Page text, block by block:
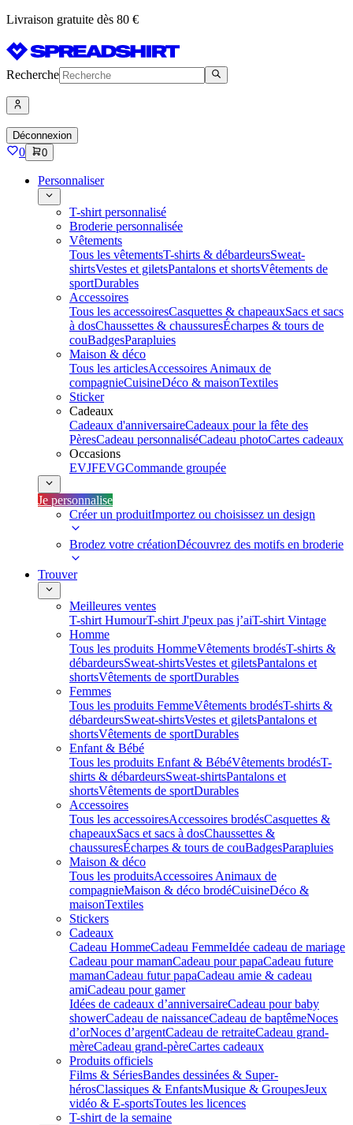
Livraison gratuite dès 80 €
Recherche
Déconnexion
0 0
Personnaliser
T-shirt personnalisé
Broderie personnalisée
Vêtements
Tous les vêtementsT-shirts & débardeursSweat-
shirtsVestes et giletsPantalons et shortsVêtements de
sportDurables
Accessoires
Tous les accessoiresCasquettes & chapeauxSacs et sacs
à dosChaussettes & chaussuresÉcharpes & tours de
couBadgesParapluies
Maison & déco
Tous les articlesAccessoires Animaux de
compagnieCuisineDéco & maisonTextiles
Sticker
Cadeaux
Cadeaux d'anniversaireCadeaux pour la fête des
PèresCadeau personnaliséCadeau photoCartes cadeaux
Occasions
EVJFEVGCommande groupée
Je personnalise
Créer un produitImportez ou choisissez un design
Brodez votre créationDécouvrez des motifs en broderie
Trouver
Meilleures ventes
T-shirt HumourT-shirt J'peux pas j’aiT-shirt Vintage
Homme
Tous les produits HommeVêtements brodésT-shirts &
débardeursSweat-shirtsVestes et giletsPantalons et
shortsVêtements de sportDurables
Femmes
Tous les produits FemmeVêtements brodésT-shirts &
débardeursSweat-shirtsVestes et giletsPantalons et
shortsVêtements de sportDurables
Enfant & Bébé
Tous les produits Enfant & BébéVêtements brodésT-
shirts & débardeursSweat-shirtsPantalons et
shortsVêtements de sportDurables
Accessoires
Tous les accessoiresAccessoires brodésCasquettes &
chapeauxSacs et sacs à dosChaussettes &
chaussuresÉcharpes & tours de couBadgesParapluies
Maison & déco
Tous les produitsAccessoires Animaux de
compagnieMaison & déco brodéCuisineDéco &
maisonTextiles
Stickers
Cadeaux
Cadeau HommeCadeau FemmeIdée cadeau de mariage​
Cadeau pour mamanCadeau pour papaCadeau future
mamanCadeau futur papaCadeau amie & cadeau
amiCadeau pour gamer
Idées de cadeaux d’anniversaireCadeau pour baby
showerCadeau de naissanceCadeau de baptêmeNoces
d’orNoces d’argentCadeau de retraiteCadeau grand-
mèreCadeau grand-pèreCartes cadeaux
Produits officiels
Films & SériesBandes dessinées & Super-
hérosClassiques & EnfantsMusique & GroupesJeux
vidéo & E-sportsToutes les licences
T-shirt de la semaine